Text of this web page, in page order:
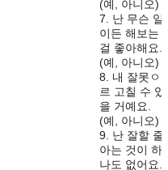
(예, 아니오)
7. 난 무슨 일
이든 해보는
걸 좋아해요.
(예, 아니오)
8. 내 잘못ㅇ
르 고칠 수 있
을 거예요.
(예, 아니오)
9. 난 잘할 줄
아는 것이 하
나도 없어요.